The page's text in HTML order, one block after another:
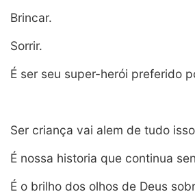
Brincar.
Sorrir.
É ser seu super-herói preferido
Ser criança vai alem de tudo
É nossa historia que continua
É o brilho dos olhos de Deus